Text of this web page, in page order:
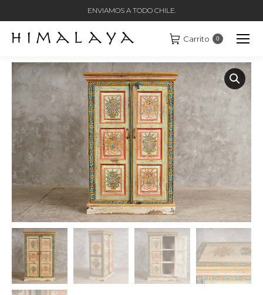
ENVIAMOS A TODO CHILE.
Carrito 0